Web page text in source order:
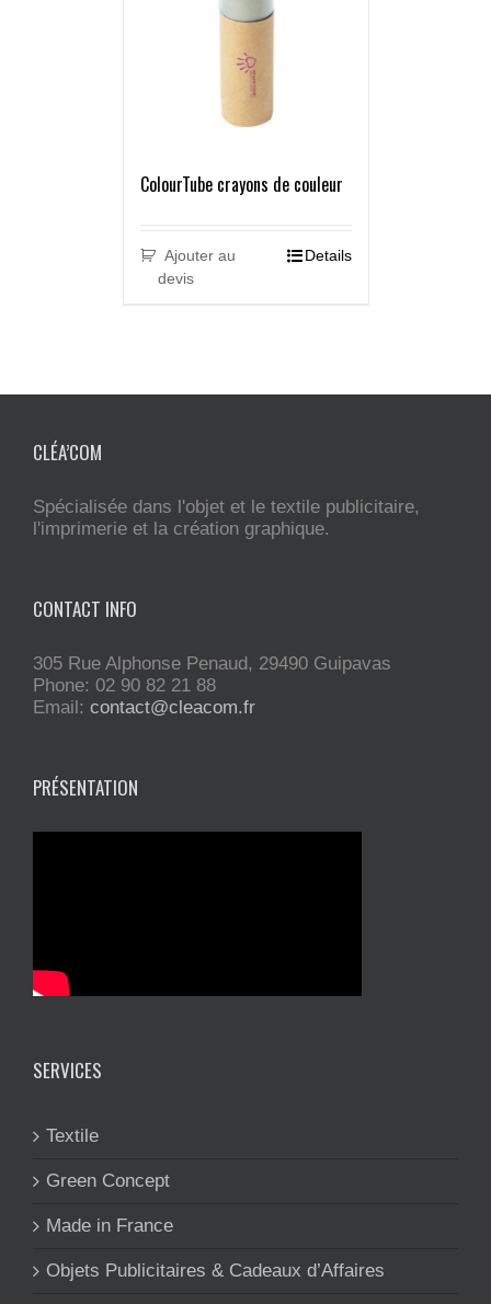
ColourTube crayons de couleur
Ajouter au
devis
Details
CLÉA’COM
Spécialisée dans l'objet et le textile publicitaire,
l'imprimerie et la création graphique.
CONTACT INFO
305 Rue Alphonse Penaud, 29490 Guipavas
Phone: 02 90 82 21 88
Email: contact@cleacom.fr
PRÉSENTATION
SERVICES
Textile
Green Concept
Made in France
Objets Publicitaires & Cadeaux d’Affaires